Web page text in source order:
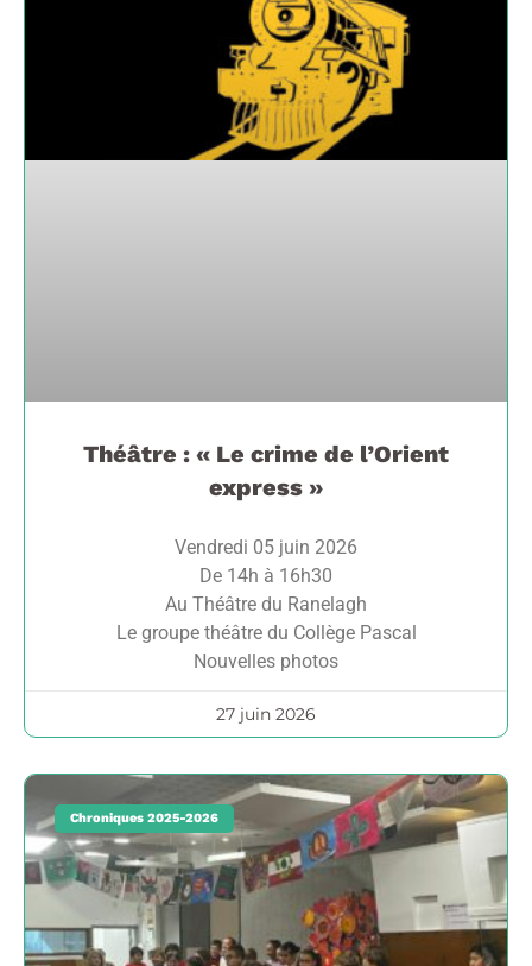
Théâtre : « Le crime de l’Orient
express »
Vendredi 05 juin 2026
De 14h à 16h30
Au Théâtre du Ranelagh
Le groupe théâtre du Collège Pascal
Nouvelles photos
27 juin 2026
Chroniques 2025-2026